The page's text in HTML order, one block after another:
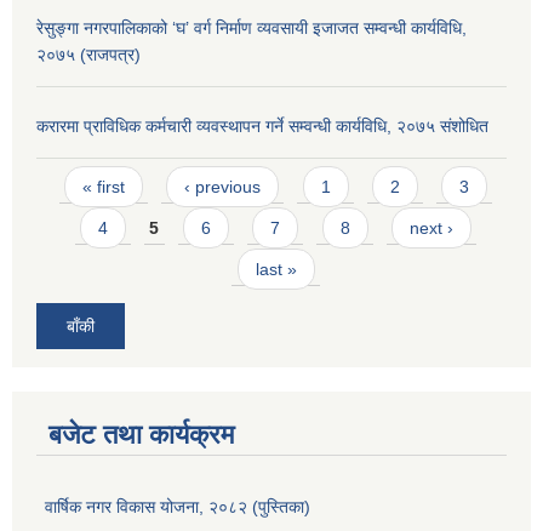
रेसुङ्गा नगरपालिकाको ‘घ’ वर्ग निर्माण व्यवसायी इजाजत सम्वन्धी कार्यविधि,
२०७५ (राजपत्र)
करारमा प्राविधिक कर्मचारी व्यवस्थापन गर्ने सम्वन्धी कार्यविधि, २०७५ संशोधित
Pages
« first ‹ previous 1 2 3
4 5 6 7 8 next ›
last »
बाँकी
बजेट तथा कार्यक्रम
वार्षिक नगर विकास योजना, २०८२ (पुस्तिका)